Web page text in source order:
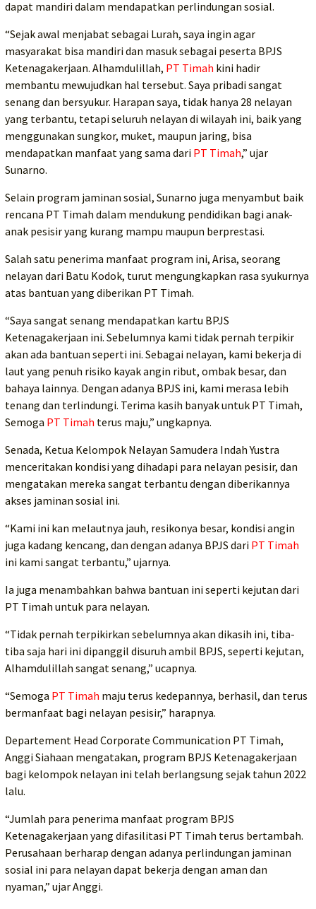
dapat mandiri dalam mendapatkan perlindungan sosial.
“Sejak awal menjabat sebagai Lurah, saya ingin agar
masyarakat bisa mandiri dan masuk sebagai peserta BPJS
Ketenagakerjaan. Alhamdulillah, PT Timah kini hadir
membantu mewujudkan hal tersebut. Saya pribadi sangat
senang dan bersyukur. Harapan saya, tidak hanya 28 nelayan
yang terbantu, tetapi seluruh nelayan di wilayah ini, baik yang
menggunakan sungkor, muket, maupun jaring, bisa
mendapatkan manfaat yang sama dari PT Timah,” ujar
Sunarno.
Selain program jaminan sosial, Sunarno juga menyambut baik
rencana PT Timah dalam mendukung pendidikan bagi anak-
anak pesisir yang kurang mampu maupun berprestasi.
Salah satu penerima manfaat program ini, Arisa, seorang
nelayan dari Batu Kodok, turut mengungkapkan rasa syukurnya
atas bantuan yang diberikan PT Timah.
“Saya sangat senang mendapatkan kartu BPJS
Ketenagakerjaan ini. Sebelumnya kami tidak pernah terpikir
akan ada bantuan seperti ini. Sebagai nelayan, kami bekerja di
laut yang penuh risiko kayak angin ribut, ombak besar, dan
bahaya lainnya. Dengan adanya BPJS ini, kami merasa lebih
tenang dan terlindungi. Terima kasih banyak untuk PT Timah,
Semoga PT Timah terus maju,” ungkapnya.
Senada, Ketua Kelompok Nelayan Samudera Indah Yustra
menceritakan kondisi yang dihadapi para nelayan pesisir, dan
mengatakan mereka sangat terbantu dengan diberikannya
akses jaminan sosial ini.
“Kami ini kan melautnya jauh, resikonya besar, kondisi angin
juga kadang kencang, dan dengan adanya BPJS dari PT Timah
ini kami sangat terbantu,” ujarnya.
Ia juga menambahkan bahwa bantuan ini seperti kejutan dari
PT Timah untuk para nelayan.
“Tidak pernah terpikirkan sebelumnya akan dikasih ini, tiba-
tiba saja hari ini dipanggil disuruh ambil BPJS, seperti kejutan,
Alhamdulillah sangat senang,” ucapnya.
“Semoga PT Timah maju terus kedepannya, berhasil, dan terus
bermanfaat bagi nelayan pesisir,” harapnya.
Departement Head Corporate Communication PT Timah,
Anggi Siahaan mengatakan, program BPJS Ketenagakerjaan
bagi kelompok nelayan ini telah berlangsung sejak tahun 2022
lalu.
“Jumlah para penerima manfaat program BPJS
Ketenagakerjaan yang difasilitasi PT Timah terus bertambah.
Perusahaan berharap dengan adanya perlindungan jaminan
sosial ini para nelayan dapat bekerja dengan aman dan
nyaman,” ujar Anggi.